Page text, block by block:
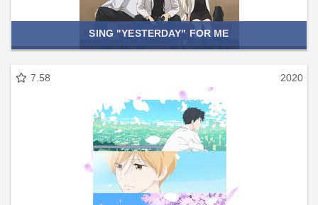
SING "YESTERDAY" FOR ME
7.58 2020